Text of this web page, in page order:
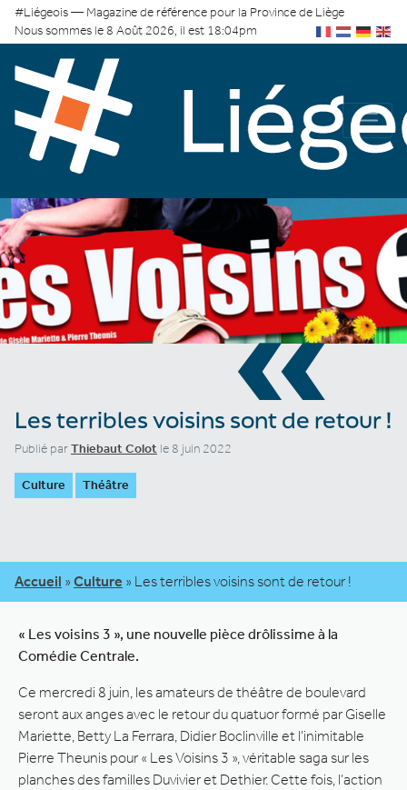
#Liégeois — Magazine de référence pour la Province de Liège
Nous sommes le 8 Août 2026, il est 18:04pm
«
Les terribles voisins sont de retour !
Publié parThiebaut Colot le 8 juin 2022
Culture Théâtre
Accueil » Culture » Les terribles voisins sont de retour !
« Les voisins 3 », une nouvelle pièce drôlissime à la
Comédie Centrale.
Ce mercredi 8 juin, les amateurs de théâtre de boulevard
seront aux anges avec le retour du quatuor formé par Giselle
Mariette, Betty La Ferrara, Didier Boclinville et l’inimitable
Pierre Theunis pour « Les Voisins 3 », véritable saga sur les
planches des familles Duvivier et Dethier. Cette fois, l’action